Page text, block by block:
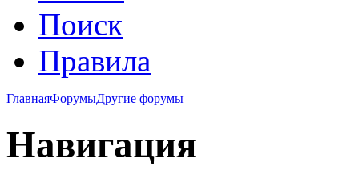
Поиск
Правила
ГлавнаяФорумыДругие форумы
Навигация